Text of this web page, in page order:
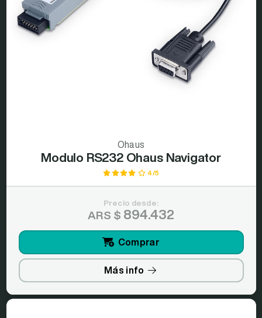
Ohaus
Modulo RS232 Ohaus Navigator
4/5
Precio desde:
ARS $ 894.432
Comprar
Más info